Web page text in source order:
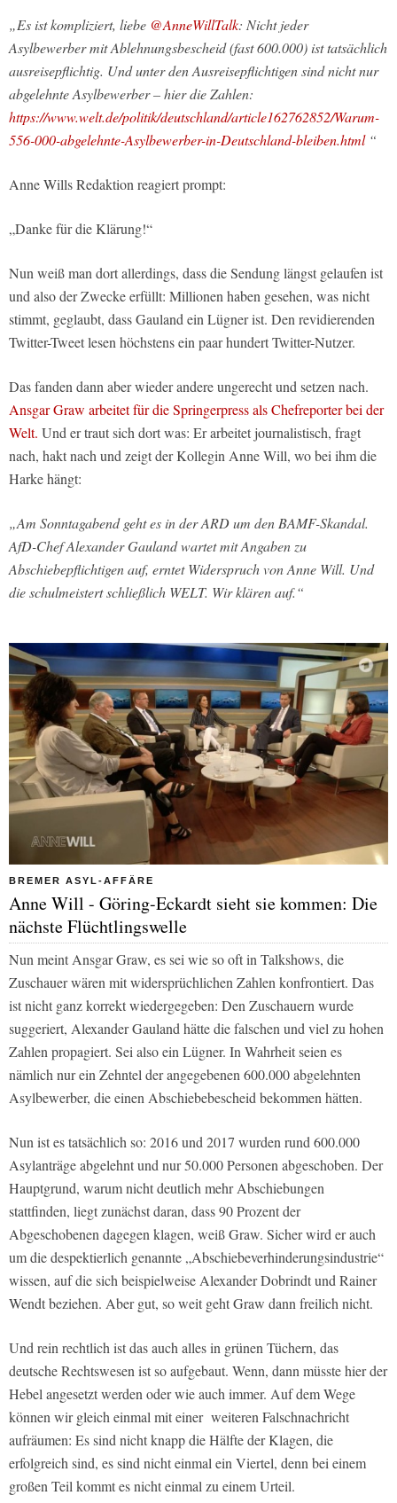
„Es ist kompliziert, liebe @AnneWillTalk: Nicht jeder
Asylbewerber mit Ablehnungsbescheid (fast 600.000) ist tatsächlich
ausreisepflichtig. Und unter den Ausreisepflichtigen sind nicht nur
abgelehnte Asylbewerber – hier die Zahlen:
https://www.welt.de/politik/deutschland/article162762852/Warum-
556-000-abgelehnte-Asylbewerber-in-Deutschland-bleiben.html“
Anne Wills Redaktion reagiert prompt:
„Danke für die Klärung!“
Nun weiß man dort allerdings, dass die Sendung längst gelaufen ist
und also der Zwecke erfüllt: Millionen haben gesehen, was nicht
stimmt, geglaubt, dass Gauland ein Lügner ist. Den revidierenden
Twitter-Tweet lesen höchstens ein paar hundert Twitter-Nutzer.
Das fanden dann aber wieder andere ungerecht und setzen nach.
Ansgar Graw arbeitet für die Springerpress als Chefreporter bei der
Welt. Und er traut sich dort was: Er arbeitet journalistisch, fragt
nach, hakt nach und zeigt der Kollegin Anne Will, wo bei ihm die
Harke hängt:
„Am Sonntagabend geht es in der ARD um den BAMF-Skandal.
AfD-Chef Alexander Gauland wartet mit Angaben zu
Abschiebepflichtigen auf, erntet Widerspruch von Anne Will. Und
die schulmeistert schließlich WELT. Wir klären auf.“
BREMER ASYL-AFFÄRE
Anne Will - Göring-Eckardt sieht sie kommen: Die
nächste Flüchtlingswelle
Nun meint Ansgar Graw, es sei wie so oft in Talkshows, die
Zuschauer wären mit widersprüchlichen Zahlen konfrontiert. Das
ist nicht ganz korrekt wiedergegeben: Den Zuschauern wurde
suggeriert, Alexander Gauland hätte die falschen und viel zu hohen
Zahlen propagiert. Sei also ein Lügner. In Wahrheit seien es
nämlich nur ein Zehntel der angegebenen 600.000 abgelehnten
Asylbewerber, die einen Abschiebebescheid bekommen hätten.
Nun ist es tatsächlich so: 2016 und 2017 wurden rund 600.000
Asylanträge abgelehnt und nur 50.000 Personen abgeschoben. Der
Hauptgrund, warum nicht deutlich mehr Abschiebungen
stattfinden, liegt zunächst daran, dass 90 Prozent der
Abgeschobenen dagegen klagen, weiß Graw. Sicher wird er auch
um die despektierlich genannte „Abschiebeverhinderungsindustrie“
wissen, auf die sich beispielweise Alexander Dobrindt und Rainer
Wendt beziehen. Aber gut, so weit geht Graw dann freilich nicht.
Und rein rechtlich ist das auch alles in grünen Tüchern, das
deutsche Rechtswesen ist so aufgebaut. Wenn, dann müsste hier der
Hebel angesetzt werden oder wie auch immer. Auf dem Wege
können wir gleich einmal mit einer weiteren Falschnachricht
aufräumen: Es sind nicht knapp die Hälfte der Klagen, die
erfolgreich sind, es sind nicht einmal ein Viertel, denn bei einem
großen Teil kommt es nicht einmal zu einem Urteil.